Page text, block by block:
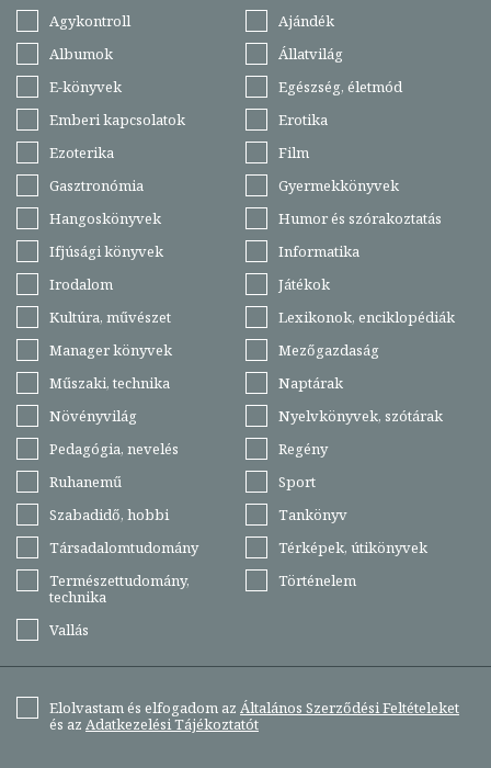
Agykontroll
Ajándék
Albumok
Állatvilág
E-könyvek
Egészség, életmód
Emberi kapcsolatok
Erotika
Ezoterika
Film
Gasztronómia
Gyermekkönyvek
Hangoskönyvek
Humor és szórakoztatás
Ifjúsági könyvek
Informatika
Irodalom
Játékok
Kultúra, művészet
Lexikonok, enciklopédiák
Manager könyvek
Mezőgazdaság
Műszaki, technika
Naptárak
Növényvilág
Nyelvkönyvek, szótárak
Pedagógia, nevelés
Regény
Ruhanemű
Sport
Szabadidő, hobbi
Tankönyv
Társadalomtudomány
Térképek, útikönyvek
Természettudomány,
technika
Történelem
Vallás
Elolvastam és elfogadom az Általános Szerződési Feltételeket
és az Adatkezelési Tájékoztatót